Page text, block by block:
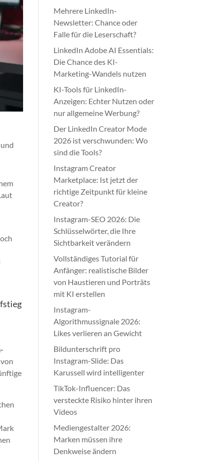
Mehrere LinkedIn-
Newsletter: Chance oder
Falle für die Leserschaft?
LinkedIn Adobe AI Essentials:
Die Chance des KI-
Marketing-Wandels nutzen
KI-Tools für LinkedIn-
Anzeigen: Echter Nutzen oder
nur allgemeine Werbung?
Der LinkedIn Creator Mode
2026 ist verschwunden: Wo
sind die Tools?
Instagram Creator
Marketplace: Ist jetzt der
richtige Zeitpunkt für kleine
Creator?
Instagram-SEO 2026: Die
Schlüsselwörter, die Ihre
Sichtbarkeit verändern
Vollständiges Tutorial für
Anfänger: realistische Bilder
von Haustieren und Porträts
mit KI erstellen
Instagram-
Algorithmussignale 2026:
Likes verlieren an Gewicht
Bildunterschrift pro
Instagram-Slide: Das
Karussell wird intelligenter
TikTok-Influencer: Das
versteckte Risiko hinter ihren
Videos
Mediengestalter 2026:
Marken müssen ihre
Denkweise ändern